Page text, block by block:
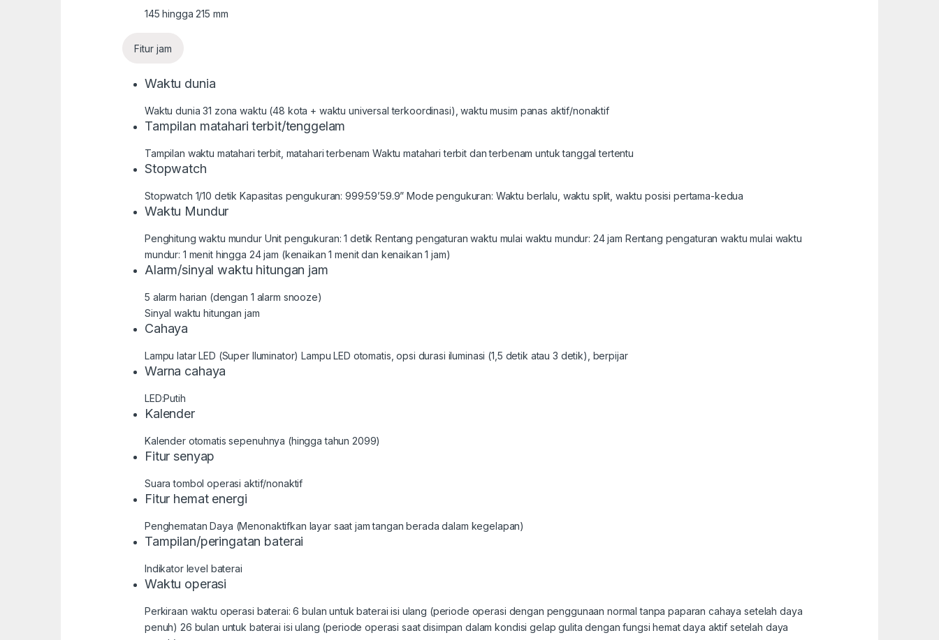
145 hingga 215 mm
Fitur jam
Waktu dunia
Waktu dunia 31 zona waktu (48 kota + waktu universal terkoordinasi), waktu musim panas aktif/nonaktif
Tampilan matahari terbit/tenggelam
Tampilan waktu matahari terbit, matahari terbenam Waktu matahari terbit dan terbenam untuk tanggal tertentu
Stopwatch
Stopwatch 1/10 detik Kapasitas pengukuran: 999:59’59.9” Mode pengukuran: Waktu berlalu, waktu split, waktu posisi pertama-kedua
Waktu Mundur
Penghitung waktu mundur Unit pengukuran: 1 detik Rentang pengaturan waktu mulai waktu mundur: 24 jam Rentang pengaturan waktu mulai waktu
mundur: 1 menit hingga 24 jam (kenaikan 1 menit dan kenaikan 1 jam)
Alarm/sinyal waktu hitungan jam
5 alarm harian (dengan 1 alarm snooze)
Sinyal waktu hitungan jam
Cahaya
Lampu latar LED (Super Iluminator) Lampu LED otomatis, opsi durasi iluminasi (1,5 detik atau 3 detik), berpijar
Warna cahaya
LED:Putih
Kalender
Kalender otomatis sepenuhnya (hingga tahun 2099)
Fitur senyap
Suara tombol operasi aktif/nonaktif
Fitur hemat energi
Penghematan Daya (Menonaktifkan layar saat jam tangan berada dalam kegelapan)
Tampilan/peringatan baterai
Indikator level baterai
Waktu operasi
Perkiraan waktu operasi baterai: 6 bulan untuk baterai isi ulang (periode operasi dengan penggunaan normal tanpa paparan cahaya setelah daya
penuh) 26 bulan untuk baterai isi ulang (periode operasi saat disimpan dalam kondisi gelap gulita dengan fungsi hemat daya aktif setelah daya